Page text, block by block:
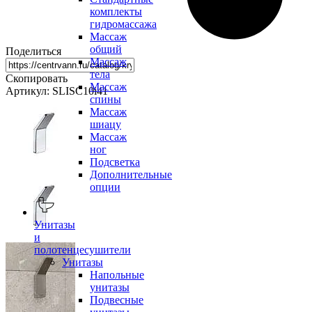
комплекты
гидромассажа
Массаж
общий
Массаж
тела
Массаж
спины
Массаж
шиацу
Массаж
ног
Подсветка
Дополнительные
опции
Унитазы
и
полотенцесушители
Унитазы
Напольные
унитазы
Подвесные
Поделиться
Скопировать
Артикул: SLISC10i41